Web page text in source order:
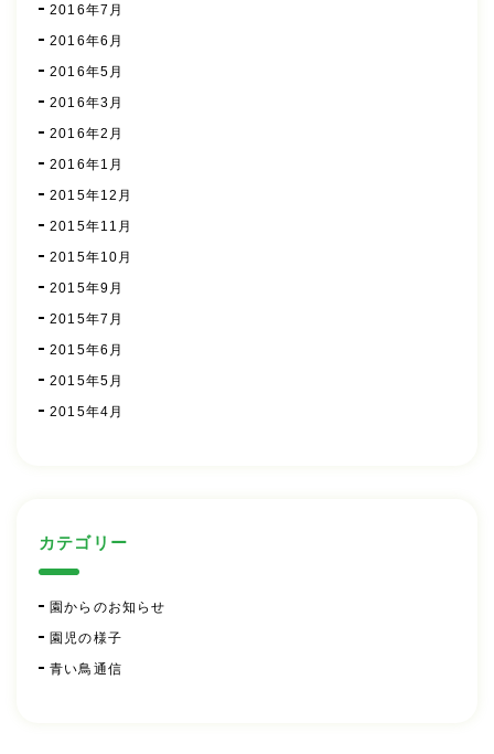
2016年7月
2016年6月
2016年5月
2016年3月
2016年2月
2016年1月
2015年12月
2015年11月
2015年10月
2015年9月
2015年7月
2015年6月
2015年5月
2015年4月
カテゴリー
園からのお知らせ
園児の様子
青い鳥通信